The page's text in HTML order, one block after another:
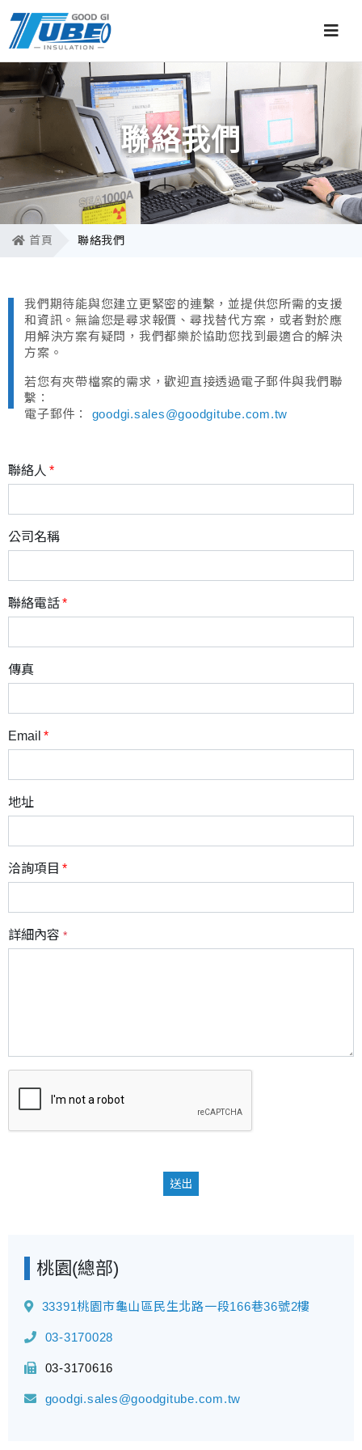
聯絡我們
首頁 聯絡我們
我們期待能與您建立更緊密的連繫，並提供您所需的支援
和資訊。無論您是尋求報價、尋找替代方案，或者對於應
用解決方案有疑問，我們都樂於協助您找到最適合的解決
方案。
若您有夾帶檔案的需求，歡迎直接透過電子郵件與我們聯
繫：
電子郵件： goodgi.sales@goodgitube.com.tw
聯絡人
公司名稱
聯絡電話
傳真
Email
地址
洽詢項目
詳細內容 *
送出
桃園(總部)
33391桃園市龜山區民生北路一段166巷36號2樓
03-3170028
03-3170616
goodgi.sales@goodgitube.com.tw